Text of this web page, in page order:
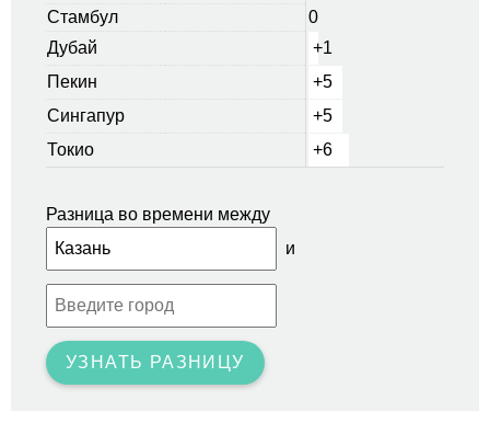
Стамбул
0
Дубай
+1
Пекин
+5
Сингапур
+5
Токио
+6
Разница во времени между
и
УЗНАТЬ РАЗНИЦУ